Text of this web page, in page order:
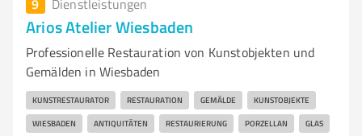
Dienstleistungen
Arios Atelier Wiesbaden
Professionelle Restauration von Kunstobjekten und
Gemälden in Wiesbaden
KUNSTRESTAURATOR RESTAURATION GEMÄLDE KUNSTOBJEKTE
WIESBADEN ANTIQUITÄTEN RESTAURIERUNG PORZELLAN GLAS